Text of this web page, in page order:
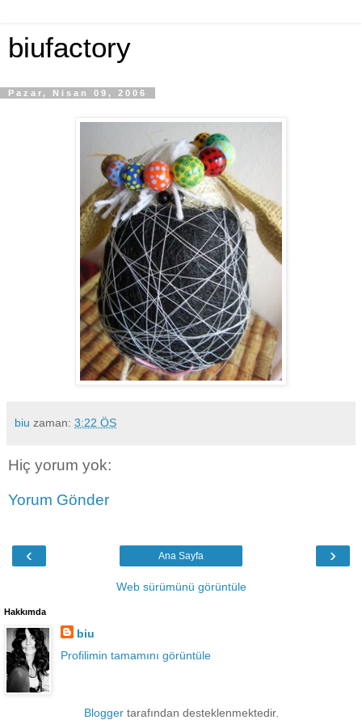
biufactory
Pazar, Nisan 09, 2006
biu zaman: 3:22 ÖS
Hiç yorum yok:
Yorum Gönder
‹ ›
Ana Sayfa
Web sürümünü görüntüle
Hakkımda
biu
Profilimin tamamını görüntüle
Bloggertarafından desteklenmektedir.